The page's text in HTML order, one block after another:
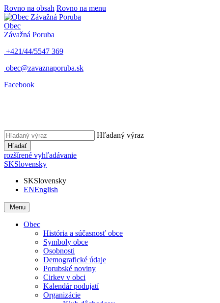
Rovno na obsah Rovno na menu
Obec
Závažná Poruba
+421/44/5547 369
obec@zavaznaporuba.sk
Facebook
Hľadaný výraz
Hľadať
rozšírené vyhľadávanie
SKSlovensky
SKSlovensky
ENEnglish
Menu
Obec
História a súčasnosť obce
Symboly obce
Osobnosti
Demografické údaje
Porubské noviny
Cirkev v obci
Kalendár podujatí
Organizácie